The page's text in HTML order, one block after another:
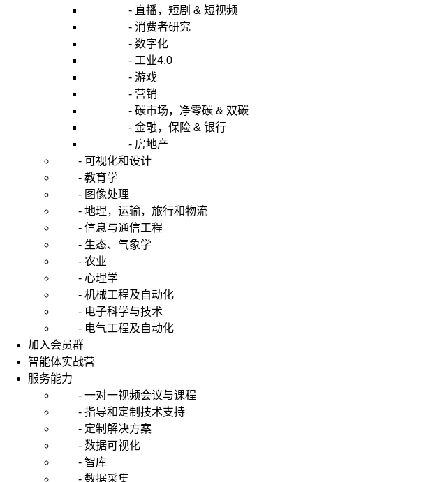
- 直播，短剧 & 短视频
- 消费者研究
- 数字化
- 工业4.0
- 游戏
- 营销
- 碳市场，净零碳 & 双碳
- 金融，保险 & 银行
- 房地产
- 可视化和设计
- 教育学
- 图像处理
- 地理，运输，旅行和物流
- 信息与通信工程
- 生态、气象学
- 农业
- 心理学
- 机械工程及自动化
- 电子科学与技术
- 电气工程及自动化
加入会员群
智能体实战营
服务能力
- 一对一视频会议与课程
- 指导和定制技术支持
- 定制解决方案
- 数据可视化
- 智库
- 数据采集